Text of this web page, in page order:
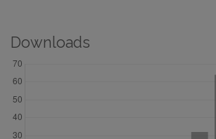
Downloads